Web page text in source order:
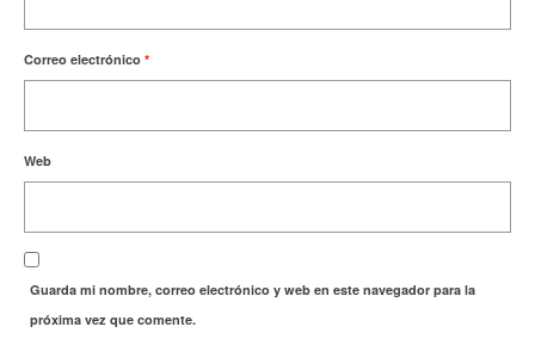
Correo electrónico *
Web
Guarda mi nombre, correo electrónico y web en este navegador para la
próxima vez que comente.